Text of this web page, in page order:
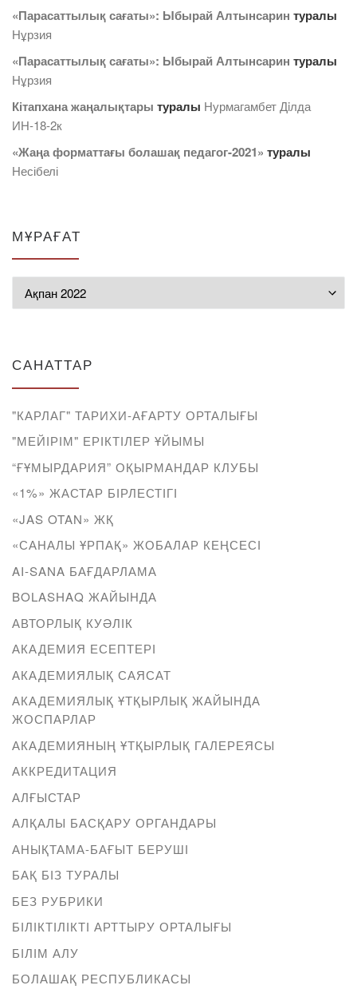
«Парасаттылық сағаты»: Ыбырай Алтынсарин туралы
Нұрзия
«Парасаттылық сағаты»: Ыбырай Алтынсарин туралы
Нұрзия
Кітапхана жаңалықтары туралы Нурмагамбет Дiлда
ИН-18-2к
«Жаңа форматтағы болашақ педагог-2021» туралы
Несібелі
МҰРАҒАТ
САНАТТАР
"КАРЛАГ" ТАРИХИ-АҒАРТУ ОРТАЛЫҒЫ
"МЕЙІРІМ" ЕРІКТІЛЕР ҰЙЫМЫ
“ҒҰМЫРДАРИЯ” ОҚЫРМАНДАР КЛУБЫ
«1%» ЖАСТАР БІРЛЕСТІГІ
«JAS OTAN» ЖҚ
«САНАЛЫ ҰРПАҚ» ЖОБАЛАР КЕҢСЕСІ
AI-SANA БАҒДАРЛАМА
BOLASHAQ ЖАЙЫНДА
АВТОРЛЫҚ КУӘЛІК
АКАДЕМИЯ ЕСЕПТЕРІ
АКАДЕМИЯЛЫҚ САЯСАТ
АКАДЕМИЯЛЫҚ ҰТҚЫРЛЫҚ ЖАЙЫНДА
ЖОСПАРЛАР
АКАДЕМИЯНЫҢ ҰТҚЫРЛЫҚ ГАЛЕРЕЯСЫ
АККРЕДИТАЦИЯ
АЛҒЫСТАР
АЛҚАЛЫ БАСҚАРУ ОРГАНДАРЫ
АНЫҚТАМА-БАҒЫТ БЕРУШІ
БАҚ БІЗ ТУРАЛЫ
БЕЗ РУБРИКИ
БІЛІКТІЛІКТІ АРТТЫРУ ОРТАЛЫҒЫ
БІЛІМ АЛУ
БОЛАШАҚ РЕСПУБЛИКАСЫ